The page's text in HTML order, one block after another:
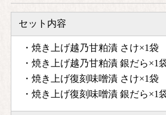
セット内容
・焼き上げ越乃甘粕漬 さけ×1袋
・焼き上げ越乃甘粕漬 銀だら×1
・焼き上げ復刻味噌漬 さけ×1袋
・焼き上げ復刻味噌漬 銀だら×1